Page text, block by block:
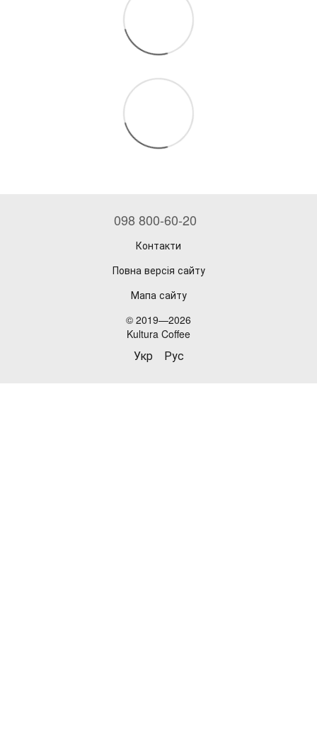
098 800-60-20
Контакти
Повна версія сайту
Мапа сайту
© 2019—2026
Kultura Coffee
Укр Рус